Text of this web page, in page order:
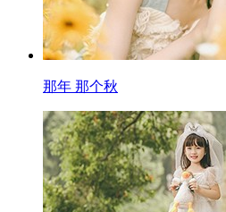
那年 那个秋